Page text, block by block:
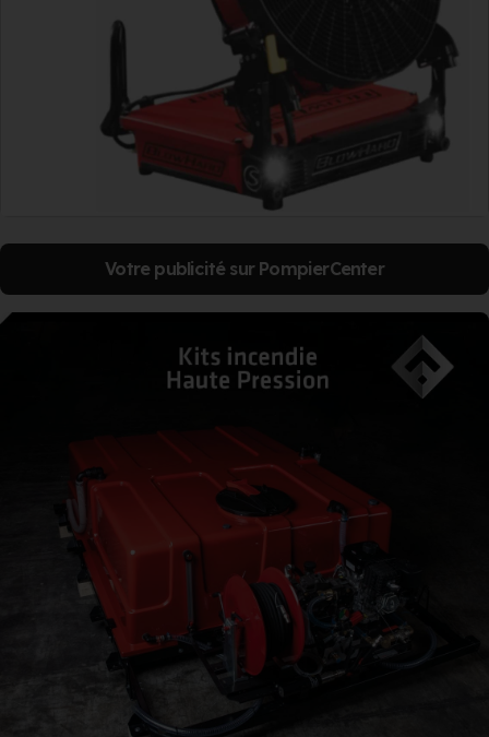
Votre publicité sur PompierCenter